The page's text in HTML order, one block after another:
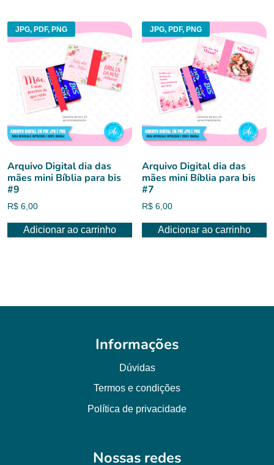
JPG, PDF, PNG
Arquivo Digital dia das
mães mini Bíblia para bis
#9
R$ 6,00
Adicionar ao carrinho
JPG, PDF, PNG
Arquivo Digital dia das
mães mini Bíblia para bis
#7
R$ 6,00
Adicionar ao carrinho
Informações
Dúvidas
Termos e condições
Política de privacidade
Nossas redes